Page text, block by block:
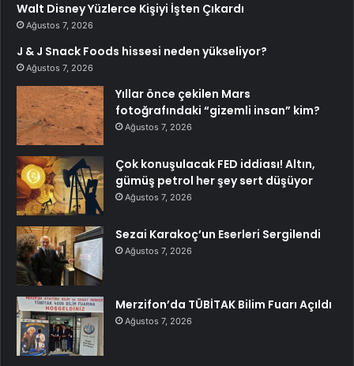
Walt Disney Yüzlerce Kişiyi İşten Çıkardı
Ağustos 7, 2026
J & J Snack Foods hissesi neden yükseliyor?
Ağustos 7, 2026
Yıllar önce çekilen Mars
fotoğrafındaki “gizemli insan” kim?
Ağustos 7, 2026
Çok konuşulacak FED iddiası! Altın,
gümüş petrol her şey sert düşüyor
Ağustos 7, 2026
Sezai Karakoç’un Eserleri Sergilendi
Ağustos 7, 2026
Merzifon’da TÜBİTAK Bilim Fuarı Açıldı
Ağustos 7, 2026